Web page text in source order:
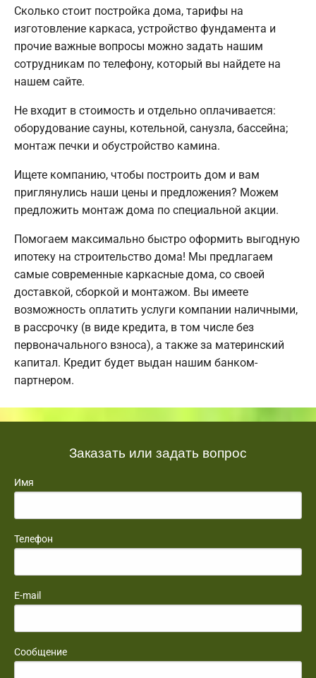
Сколько стоит постройка дома, тарифы на
изготовление каркаса, устройство фундамента и
прочие важные вопросы можно задать нашим
сотрудникам по телефону, который вы найдете на
нашем сайте.
Не входит в стоимость и отдельно оплачивается:
оборудование сауны, котельной, санузла, бассейна;
монтаж печки и обустройство камина.
Ищете компанию, чтобы построить дом и вам
приглянулись наши цены и предложения? Можем
предложить монтаж дома по специальной акции.
Помогаем максимально быстро оформить выгодную
ипотеку на строительство дома! Мы предлагаем
самые современные каркасные дома, со своей
доставкой, сборкой и монтажом. Вы имеете
возможность оплатить услуги компании наличными,
в рассрочку (в виде кредита, в том числе без
первоначального взноса), а также за материнский
капитал. Кредит будет выдан нашим банком-
партнером.
Заказать или задать вопрос
Имя
Телефон
E-mail
Сообщение